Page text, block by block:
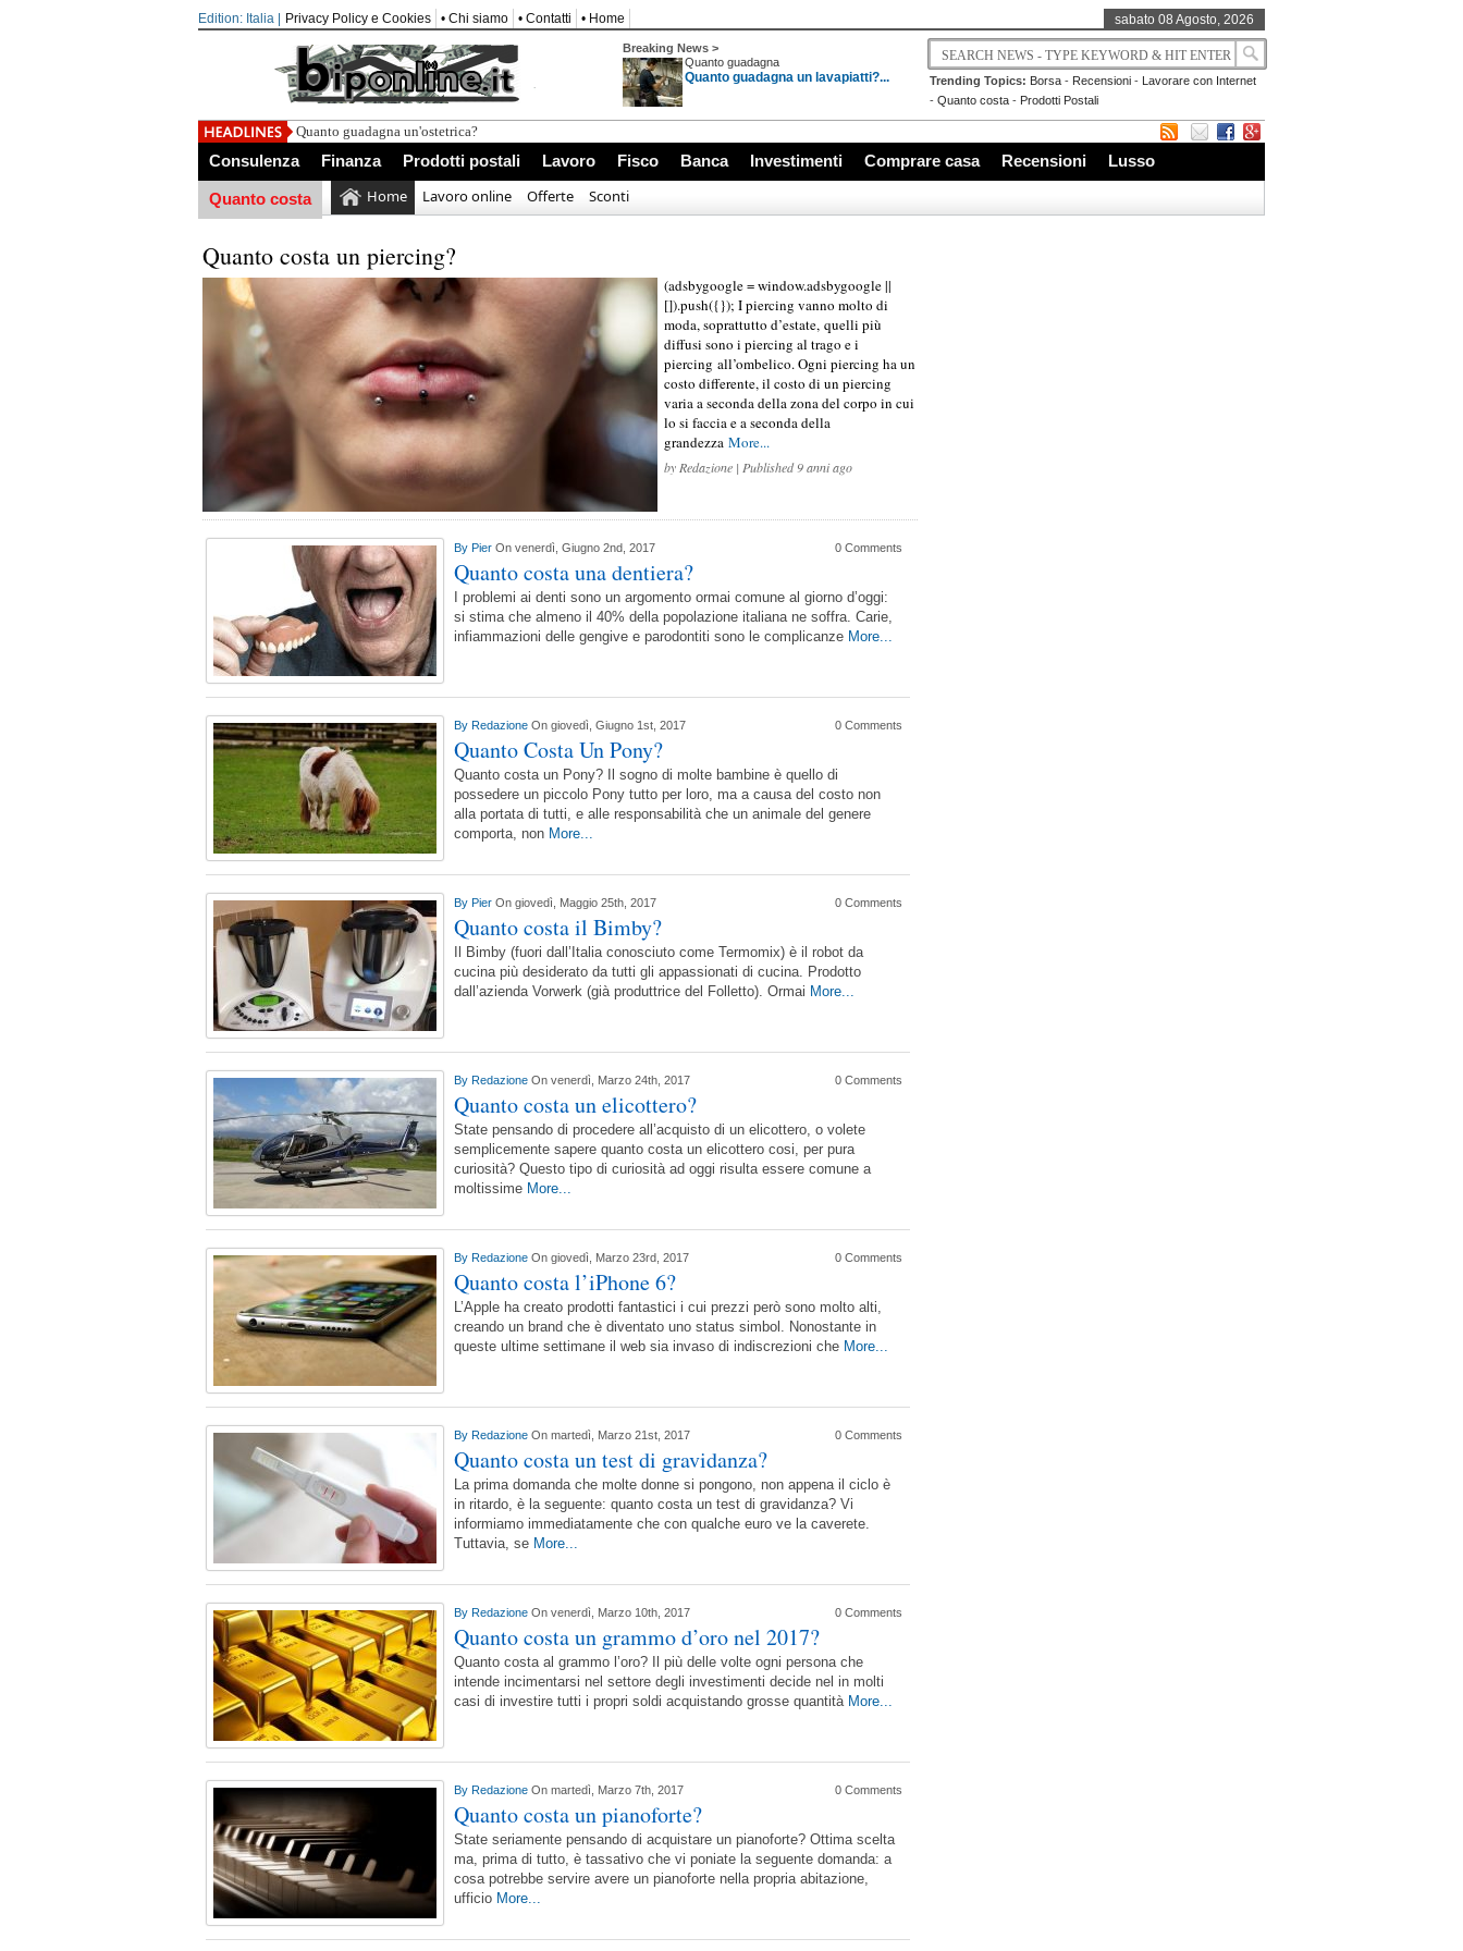
Edition: Italia | Privacy Policy e Cookies • Chi siamo • Contatti • Home sabato 08 Agosto, 2026
Breaking News >
Quanto guadagna
Quanto guadagna un lavapiatti?... Trending Topics: Borsa - Recensioni - Lavorare con Internet
- Quanto costa - Prodotti Postali
Quanto guadagna un'ostetrica?
Consulenza Finanza Prodotti postali Lavoro Fisco Banca Investimenti Comprare casa Recensioni Lusso
Quanto costa Home Lavoro online Offerte Sconti
Quanto costa un piercing?
(adsbygoogle = window.adsbygoogle ||
[]).push({}); I piercing vanno molto di
moda, soprattutto d’estate, quelli più
diffusi sono i piercing al trago e i
piercing all’ombelico. Ogni piercing ha un
costo differente, il costo di un piercing
varia a seconda della zona del corpo in cui
lo si faccia e a seconda della
grandezza More...
by Redazione | Published 9 anni ago
By Pier On venerdì, Giugno 2nd, 2017 0 Comments
Quanto costa una dentiera?
I problemi ai denti sono un argomento ormai comune al giorno d’oggi:
si stima che almeno il 40% della popolazione italiana ne soffra. Carie,
infiammazioni delle gengive e parodontiti sono le complicanze More...
By Redazione On giovedì, Giugno 1st, 2017 0 Comments
Quanto Costa Un Pony?
Quanto costa un Pony? Il sogno di molte bambine è quello di
possedere un piccolo Pony tutto per loro, ma a causa del costo non
alla portata di tutti, e alle responsabilità che un animale del genere
comporta, non More...
By Pier On giovedì, Maggio 25th, 2017 0 Comments
Quanto costa il Bimby?
Il Bimby (fuori dall’Italia conosciuto come Termomix) è il robot da
cucina più desiderato da tutti gli appassionati di cucina. Prodotto
dall’azienda Vorwerk (già produttrice del Folletto). Ormai More...
By Redazione On venerdì, Marzo 24th, 2017 0 Comments
Quanto costa un elicottero?
State pensando di procedere all’acquisto di un elicottero, o volete
semplicemente sapere quanto costa un elicottero cosi, per pura
curiosità? Questo tipo di curiosità ad oggi risulta essere comune a
moltissime More...
By Redazione On giovedì, Marzo 23rd, 2017 0 Comments
Quanto costa l’iPhone 6?
L’Apple ha creato prodotti fantastici i cui prezzi però sono molto alti,
creando un brand che è diventato uno status simbol. Nonostante in
queste ultime settimane il web sia invaso di indiscrezioni che More...
By Redazione On martedì, Marzo 21st, 2017 0 Comments
Quanto costa un test di gravidanza?
La prima domanda che molte donne si pongono, non appena il ciclo è
in ritardo, è la seguente: quanto costa un test di gravidanza? Vi
informiamo immediatamente che con qualche euro ve la caverete.
Tuttavia, se More...
By Redazione On venerdì, Marzo 10th, 2017 0 Comments
Quanto costa un grammo d’oro nel 2017?
Quanto costa al grammo l’oro? Il più delle volte ogni persona che
intende incimentarsi nel settore degli investimenti decide nel in molti
casi di investire tutti i propri soldi acquistando grosse quantità More...
By Redazione On martedì, Marzo 7th, 2017 0 Comments
Quanto costa un pianoforte?
State seriamente pensando di acquistare un pianoforte? Ottima scelta
ma, prima di tutto, è tassativo che vi poniate la seguente domanda: a
cosa potrebbe servire avere un pianoforte nella propria abitazione,
ufficio More...